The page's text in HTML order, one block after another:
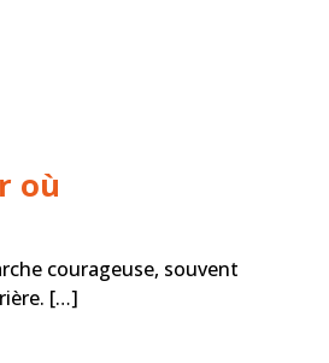
où
courageuse, souvent
[…]